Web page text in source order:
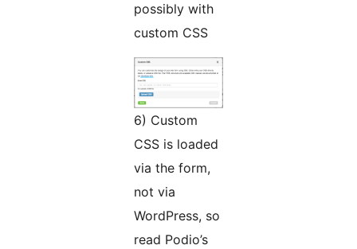
possibly with
custom CSS
6) Custom
CSS is loaded
via the form,
not via
WordPress, so
read Podio’s